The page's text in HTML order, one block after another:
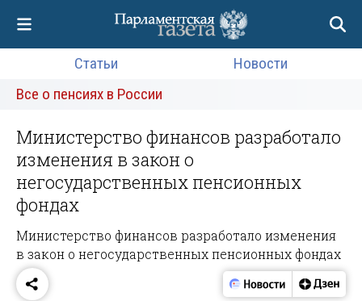
Статьи
Новости
Все о пенсиях в России
Министерство финансов разработало
изменения в закон о
негосударственных пенсионных
фондах
Министерство финансов разработало изменения
в закон о негосударственных пенсионных фондах